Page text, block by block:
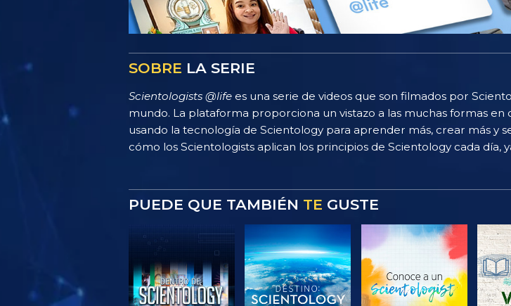
SOBRE LA SERIE
Scientologists @life es una serie de videos que son filmados por
mundo. La plataforma proporciona un vistazo a las muchas formas
usando la tecnología de Scientology para aprender más, crear más y
cómo los Scientologists aplican los principios de Scientology cada día,
PUEDE QUE TAMBIÉN TE GUSTE